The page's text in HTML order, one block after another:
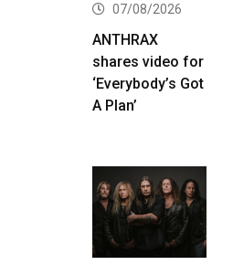
07/08/2026
ANTHRAX
shares video for
‘Everybody’s Got
A Plan’